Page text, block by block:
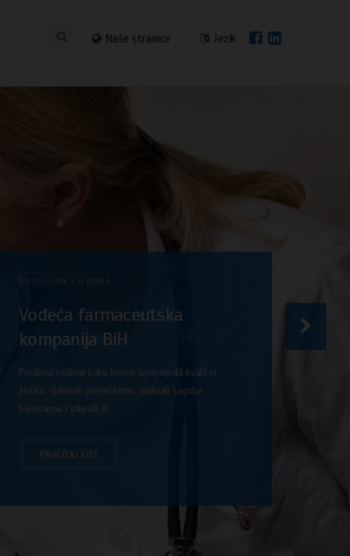
Naše stranice Jezik
BOSNALIJEK / O NAMA
Vodeća farmaceutska
kompanija BiH
Predano radimo kako bismo unaprijedili kvalitet
života, djelovali preventivno, olakšali tegobe
bolesnima i izliječili ih.
PROČITAJ VIŠE